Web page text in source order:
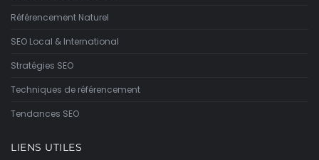
Référencement Naturel
SEO Local & International
Stratégies SEO
Techniques de référencement
Tendances SEO
LIENS UTILES